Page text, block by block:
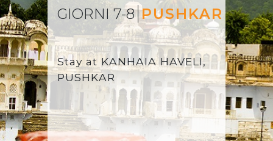
GIORNI 7-8 PUSHKAR
Stay at KANHAIA HAVELI,
PUSHKAR